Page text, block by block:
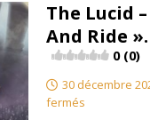
The Lucid
And Ride
0 (0)
30 décembre
fermés